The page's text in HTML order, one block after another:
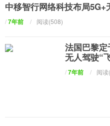
中移智行网络科技布局5G+
/7年前 / 阅读(508)
法国巴黎
无人驾驶“
/7年前 / 阅